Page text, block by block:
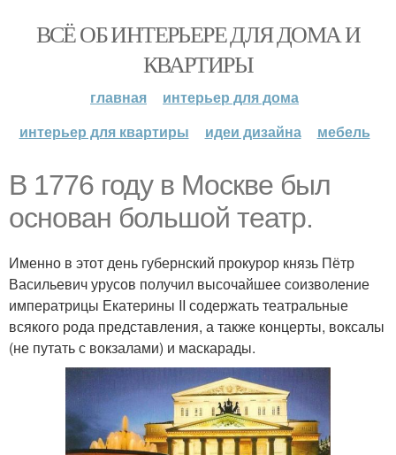
ВСЁ ОБ ИНТЕРЬЕРЕ ДЛЯ ДОМА И
КВАРТИРЫ
главная
интерьер для дома
интерьер для квартиры
идеи дизайна мебель
В 1776 году в Москве был
основан большой театр.
Именно в этот день губернский прокурор князь Пётр
Васильевич урусов получил высочайшее соизволение
императрицы Екатерины II содержать театральные
всякого рода представления, а также концерты, воксалы
(не путать с вокзалами) и маскарады.